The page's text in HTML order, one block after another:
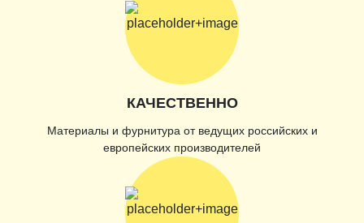
КАЧЕСТВЕННО
Материалы и фурнитура от ведущих российских и
европейских производителей